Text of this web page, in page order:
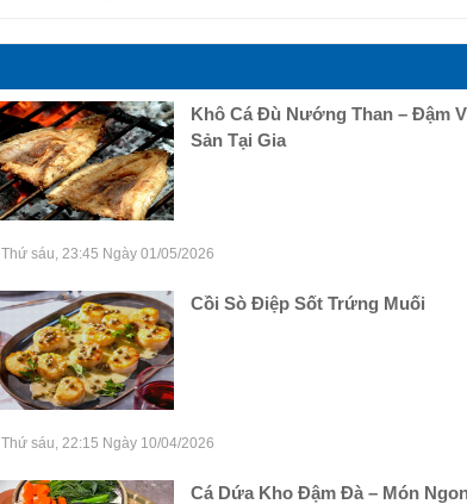
Khô Cá Đù Nướng Than – Đậm
Sản Tại Gia
Thứ sáu, 23:45 Ngày 01/05/2026
Cồi Sò Điệp Sốt Trứng Muối
Thứ sáu, 22:15 Ngày 10/04/2026
Cá Dứa Kho Đậm Đà – Món